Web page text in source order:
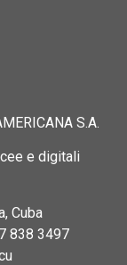
S.A.
e digitali
Cuba
838 3497